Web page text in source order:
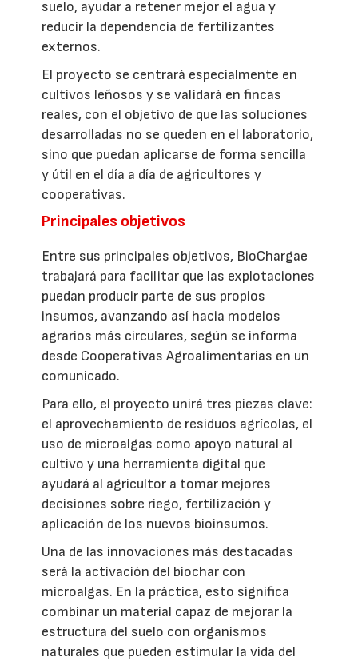
suelo, ayudar a retener mejor el agua y
reducir la dependencia de fertilizantes
externos.
El proyecto se centrará especialmente en
cultivos leñosos y se validará en fincas
reales, con el objetivo de que las soluciones
desarrolladas no se queden en el laboratorio,
sino que puedan aplicarse de forma sencilla
y útil en el día a día de agricultores y
cooperativas.
Principales objetivos
Entre sus principales objetivos, BioChargae
trabajará para facilitar que las explotaciones
puedan producir parte de sus propios
insumos, avanzando así hacia modelos
agrarios más circulares, según se informa
desde Cooperativas Agroalimentarias en un
comunicado.
Para ello, el proyecto unirá tres piezas clave:
el aprovechamiento de residuos agrícolas, el
uso de microalgas como apoyo natural al
cultivo y una herramienta digital que
ayudará al agricultor a tomar mejores
decisiones sobre riego, fertilización y
aplicación de los nuevos bioinsumos.
Una de las innovaciones más destacadas
será la activación del biochar con
microalgas. En la práctica, esto significa
combinar un material capaz de mejorar la
estructura del suelo con organismos
naturales que pueden estimular la vida del